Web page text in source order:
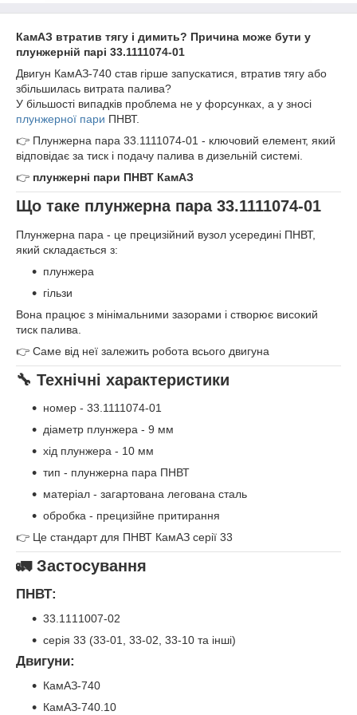
КамАЗ втратив тягу і димить? Причина може бути у
плунжерній парі 33.1111074-01
Двигун КамАЗ-740 став гірше запускатися, втратив тягу або
збільшилась витрата палива?
У більшості випадків проблема не у форсунках, а у зносі
плунжерної пари ПНВТ.
👉 Плунжерна пара 33.1111074-01 - ключовий елемент, який
відповідає за тиск і подачу палива в дизельній системі.
👉 плунжерні пари ПНВТ КамАЗ
Що таке плунжерна пара 33.1111074-01
Плунжерна пара - це прецизійний вузол усередині ПНВТ,
який складається з:
плунжера
гільзи
Вона працює з мінімальними зазорами і створює високий
тиск палива.
👉 Саме від неї залежить робота всього двигуна
🔧 Технічні характеристики
номер - 33.1111074-01
діаметр плунжера - 9 мм
хід плунжера - 10 мм
тип - плунжерна пара ПНВТ
матеріал - загартована легована сталь
обробка - прецизійне притирання
👉 Це стандарт для ПНВТ КамАЗ серії 33
🚛 Застосування
ПНВТ:
33.1111007-02
серія 33 (33-01, 33-02, 33-10 та інші)
Двигуни:
КамАЗ-740
КамАЗ-740.10